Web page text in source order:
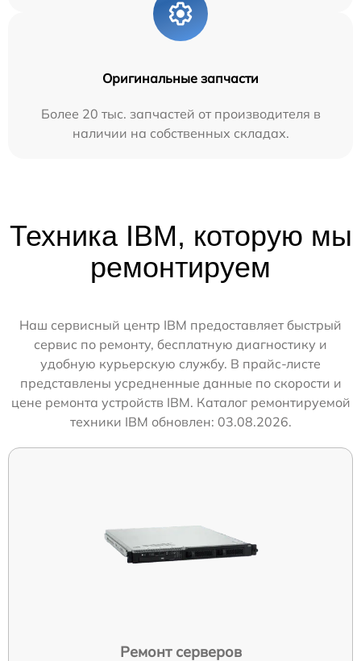
Оригинальные запчасти
Более 20 тыс. запчастей от производителя в
наличии на собственных складах.
Техника IBM, которую мы
ремонтируем
Наш сервисный центр IBM предоставляет быстрый
сервис по ремонту, бесплатную диагностику и
удобную курьерскую службу. В прайс-листе
представлены усредненные данные по скорости и
цене ремонта устройств IBM. Каталог ремонтируемой
техники IBM обновлен: 03.08.2026.
Ремонт серверов